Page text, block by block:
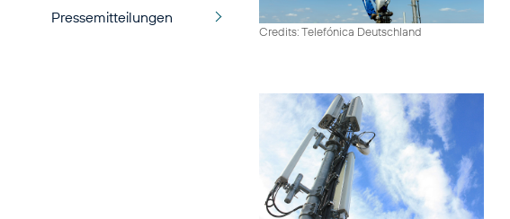
Pressemitteilungen
Credits: Telefónica Deutschland